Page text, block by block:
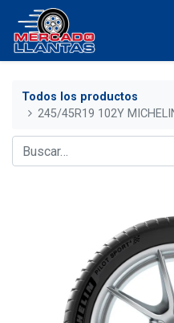
Todos los productos
245/45R19 102Y